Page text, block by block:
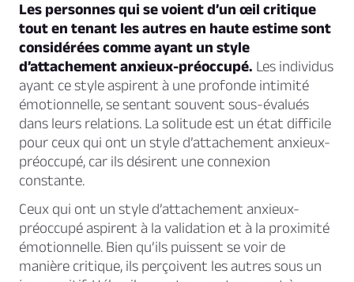
Les personnes qui se voient d’un œil critique
tout en tenant les autres en haute estime sont
considérées comme ayant un style
d’attachement anxieux-préoccupé. Les individus
ayant ce style aspirent à une profonde intimité
émotionnelle, se sentant souvent sous-évalués
dans leurs relations. La solitude est un état difficile
pour ceux qui ont un style d’attachement anxieux-
préoccupé, car ils désirent une connexion
constante.
Ceux qui ont un style d’attachement anxieux-
préoccupé aspirent à la validation et à la proximité
émotionnelle. Bien qu’ils puissent se voir de
manière critique, ils perçoivent les autres sous un